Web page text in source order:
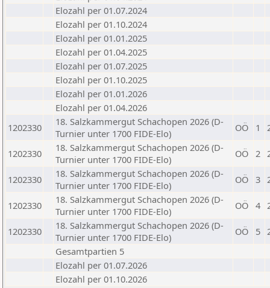
Elozahl per 01.07.2024
Elozahl per 01.10.2024
Elozahl per 01.01.2025
Elozahl per 01.04.2025
Elozahl per 01.07.2025
Elozahl per 01.10.2025
Elozahl per 01.01.2026
Elozahl per 01.04.2026
1202330
18. Salzkammergut Schachopen 2026 (D-
Turnier unter 1700 FIDE-Elo)
OÖ 1
1202330
18. Salzkammergut Schachopen 2026 (D-
Turnier unter 1700 FIDE-Elo)
OÖ 2
1202330
18. Salzkammergut Schachopen 2026 (D-
Turnier unter 1700 FIDE-Elo)
OÖ 3
1202330
18. Salzkammergut Schachopen 2026 (D-
Turnier unter 1700 FIDE-Elo)
OÖ 4
1202330
18. Salzkammergut Schachopen 2026 (D-
Turnier unter 1700 FIDE-Elo)
OÖ 5
Gesamtpartien 5
Elozahl per 01.07.2026
Elozahl per 01.10.2026